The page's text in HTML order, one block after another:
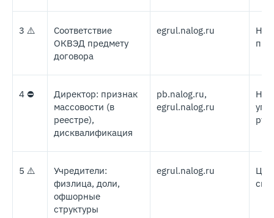
3 ⚠️
Соответствие
ОКВЭД предмету
договора
egrul.nalog.ru
4 ⛔
Директор: признак
массовости (в
реестре),
дисквалификация
pb.nalog.ru,
egrul.nalog.ru
5 ⚠️
Учредители:
физлица, доли,
офшорные
структуры
egrul.nalog.ru